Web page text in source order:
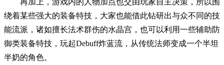
绕着某些强大的装备特技，大家也能借此钻研出与众不同的技
能流派，诸如擅长法术群伤的水晶宫，也可以利用一些辅助防
御类装备特技，玩起Debuff炸蓝流，从传统法师变成一个半坦
半奶的角色。